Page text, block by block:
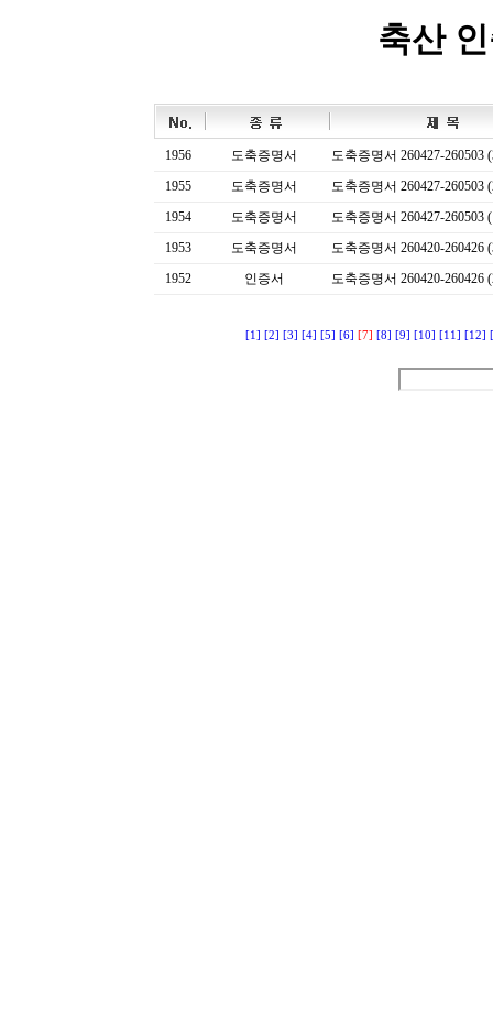
축산
1956 도축증명서
도축증명서 260427-260503
1955
도축증명서
도축증명서 260427-260503
1954
도축증명서
도축증명서 260427-260503
1953
도축증명서
도축증명서 260420-260426
1952
인증서 도축증명서 260420-260426
[1] [2] [3] [4] [5] [6] [7] [8] [9] [10] [11] [12]